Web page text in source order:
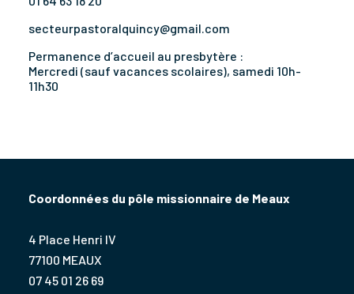
secteurpastoralquincy@gmail.com
Permanence d’accueil au presbytère :
Mercredi (sauf vacances scolaires), samedi 10h-
11h30
Coordonnées du pôle missionnaire de Meaux
4 Place Henri IV
77100 MEAUX
07 45 01 26 69